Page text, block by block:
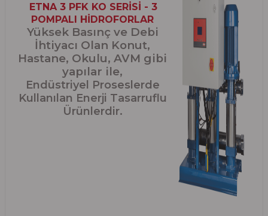
ETNA 3 PFK KO SERİSİ - 3
POMPALI HİDROFORLAR
Yüksek Basınç ve Debi
İhtiyacı Olan Konut,
Hastane, Okulu, AVM gibi
yapılar ile,
Endüstriyel Proseslerde
Kullanılan Enerji Tasarruflu
Ürünlerdir.